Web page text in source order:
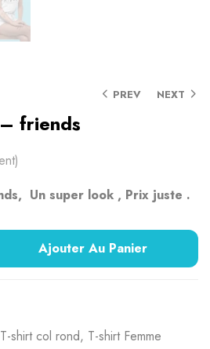
PREV NEXT
friends
Un super look , Prix ​​juste .
Ajouter Au Panier
T-shirt col rond, T-shirt Femme